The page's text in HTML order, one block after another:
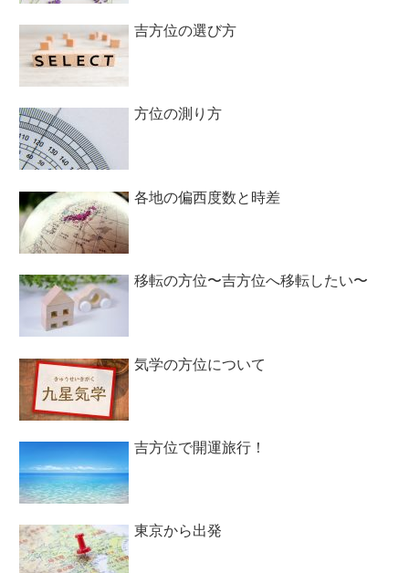
吉方位の選び方
方位の測り方
各地の偏西度数と時差
移転の方位〜吉方位へ移転したい〜
気学の方位について
吉方位で開運旅行！
東京から出発